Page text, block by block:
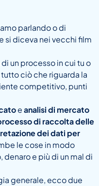
parlando o di
si diceva nei vecchi film
un processo in cui tu o
ciò che riguarda la
competitivo, punti
eanalisi di mercato
di raccolta delle
dei dati per
le cose in modo
e più di un mal di
generale, ecco due